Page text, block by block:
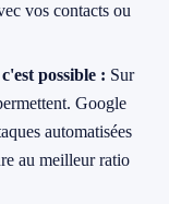
vos contacts ou
possible : Sur
Google
automatisées
au meilleur ratio